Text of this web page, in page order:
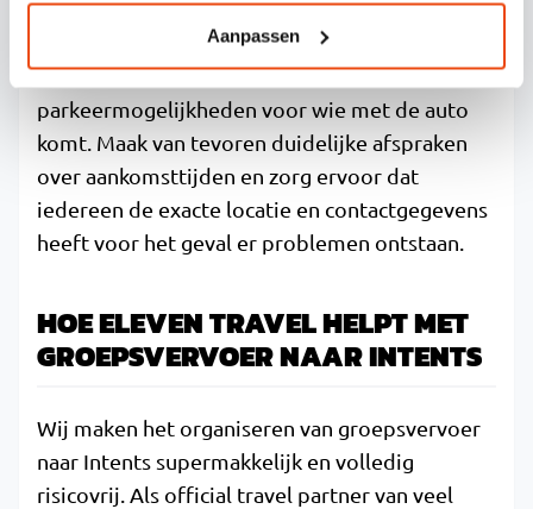
Aanpassen
Bij het kiezen van opstapplaatsen is het
belangrijk om rekening te houden met de
bereikbaarheid voor alle groepsleden en de
parkeermogelijkheden voor wie met de auto
komt. Maak van tevoren duidelijke afspraken
over aankomsttijden en zorg ervoor dat
iedereen de exacte locatie en contactgegevens
heeft voor het geval er problemen ontstaan.
HOE ELEVEN TRAVEL HELPT MET
GROEPSVERVOER NAAR INTENTS
Wij maken het organiseren van groepsvervoer
naar Intents supermakkelijk en volledig
risicovrij. Als official travel partner van veel